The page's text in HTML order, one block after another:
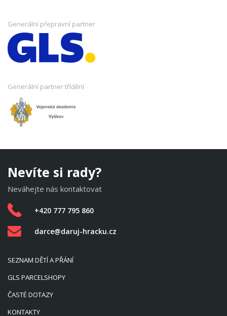
Generální přepravní partner
Generální partner třídění
Nevíte si rady?
Neváhejte nás kontaktovat
+420 777 795 860
darce@daruj-hracku.cz
SEZNAM DĚTÍ A PŘÁNÍ
GLS PARCELSHOPY
ČASTÉ DOTAZY
KONTAKTY